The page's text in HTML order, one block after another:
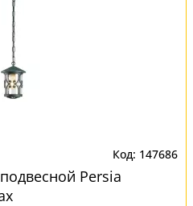
147686
Persia